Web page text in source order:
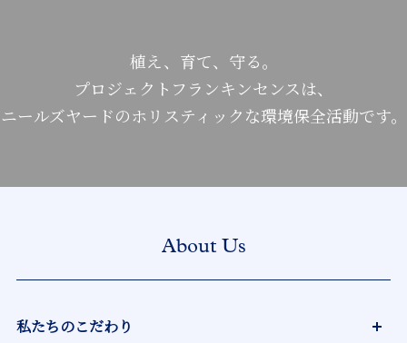
植え、育て、守る。
プロジェクトフランキンセンスは、
ニールズヤードのホリスティックな環境保全活動です。
About Us
私たちのこだわり